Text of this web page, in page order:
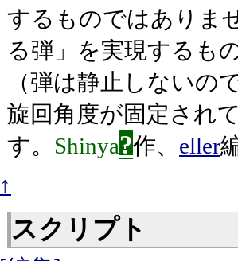
するものではありま
る弾」を実現するも
（弾は静止しないの
旋回角度が固定され
す。 Shinya?作、 eller
↑
スクリプト